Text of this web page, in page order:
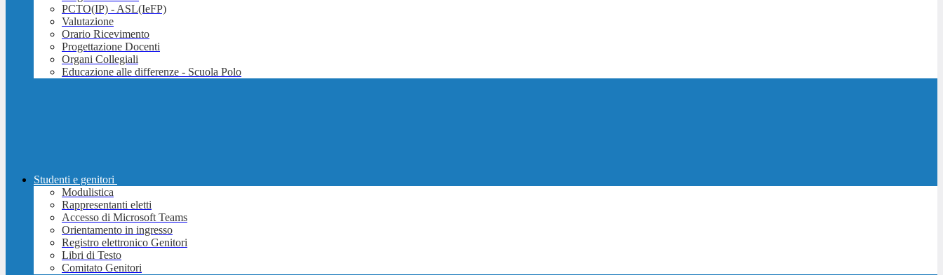
PCTO(IP) - ASL(IeFP)
Valutazione
Orario Ricevimento
Progettazione Docenti
Organi Collegiali
Educazione alle differenze - Scuola Polo
Studenti e genitori
Modulistica
Rappresentanti eletti
Accesso di Microsoft Teams
Orientamento in ingresso
Registro elettronico Genitori
Libri di Testo
Comitato Genitori